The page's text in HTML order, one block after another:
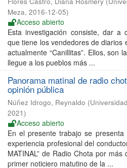
Meza, 2016-12-05)
Acceso abierto
Esta investigación consiste, dar a
que tiene los vendedores de diarios
actualmente “Canillitas”. Ellos, son
llegue a los pueblos más ...
Panorama matinal de radio
opinión pública
Núñez Idrogo, Reynaldo (
2021)
Acceso abierto
En el presente trabajo se
experiencia profesional del
MATINAL” de Radio Chota por
primer noticiero matutino de la ...